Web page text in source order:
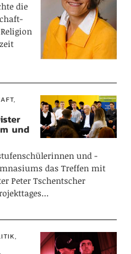
die
und
und -
das Treffen mit
Peter Tschentscher